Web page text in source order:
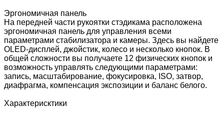
Эргономичная панель
На передней части рукоятки стэдикама расположена
эргономичная панель для управления всеми
параметрами стабилизатора и камеры. Здесь вы найдете
OLED-дисплей, джойстик, колесо и несколько кнопок. В
общей сложности вы получаете 12 физических кнопок и
возможность управлять следующими параметрами:
запись, масштабирование, фокусировка, ISO, затвор,
диафрагма, компенсация экспозиции и баланс белого.
Характерисктики